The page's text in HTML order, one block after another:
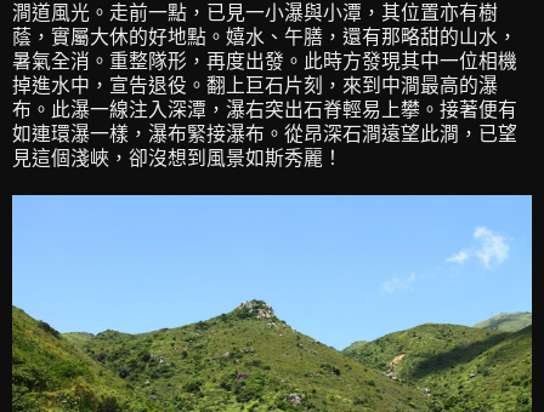
澗道風光。走前一點，已見一小瀑與小潭，其位置亦有樹
蔭，實屬大休的好地點。嬉水、午膳，還有那略甜的山水，
暑氣全消。重整隊形，再度出發。此時方發現其中一位相機
掉進水中，宣告退役。翻上巨石片刻，來到中澗最高的瀑
布。此瀑一線注入深潭，瀑右突出石脊輕易上攀。接著便有
如連環瀑一樣，瀑布緊接瀑布。從昂深石澗遠望此澗，已望
見這個淺峽，卻沒想到風景如斯秀麗！